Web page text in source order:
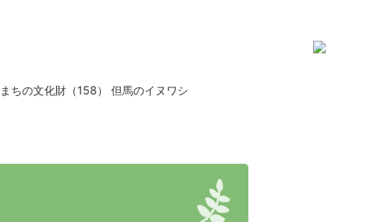
まちの文化財（158） 但馬のイヌワシ